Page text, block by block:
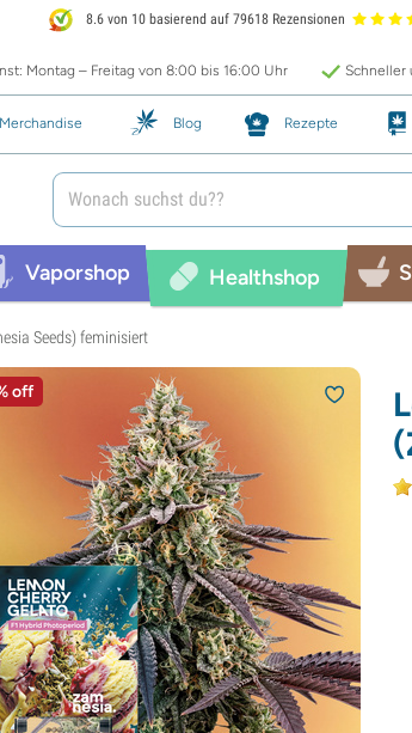
8.6 von 10 basierend auf 79618 Rezensionen
Montag – Freitag von 8:00 bis 16:00 Uhr Schneller
Merchandise Blog Rezepte
Vaporshop Healthshop
Seeds) feminisiert
off